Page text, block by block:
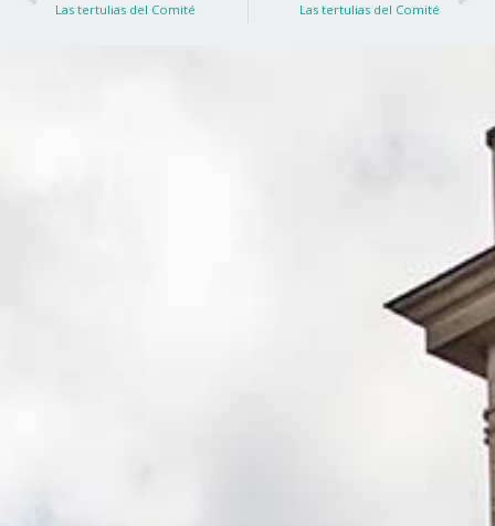
Las tertulias del Comité Las tertulias del Comité